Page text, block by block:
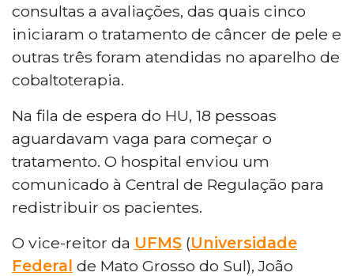
consultas a avaliações, das quais cinco
iniciaram o tratamento de câncer de pele e
outras três foram atendidas no aparelho de
cobaltoterapia.
Na fila de espera do HU, 18 pessoas
aguardavam vaga para começar o
tratamento. O hospital enviou um
comunicado à Central de Regulação para
redistribuir os pacientes.
O vice-reitor da UFMS (Universidade
Federal de Mato Grosso do Sul), João